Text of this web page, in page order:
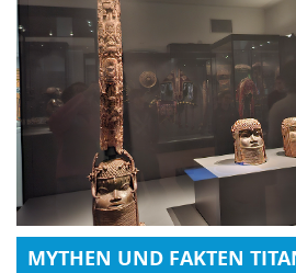
MYTHEN UND FAKTEN